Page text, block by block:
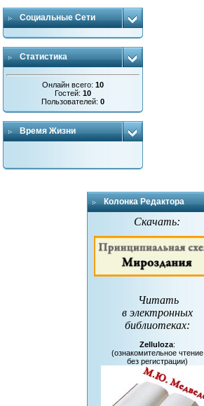
Социальные Сети
Статистика
Онлайн всего:10
Гостей:10
Пользователей:0
Время Жизни
Колонка Редактора
Скачать:
Читать
в электронных
библиотеках:
Zelluloza:
(ознакомительное чтение
без регистрации)